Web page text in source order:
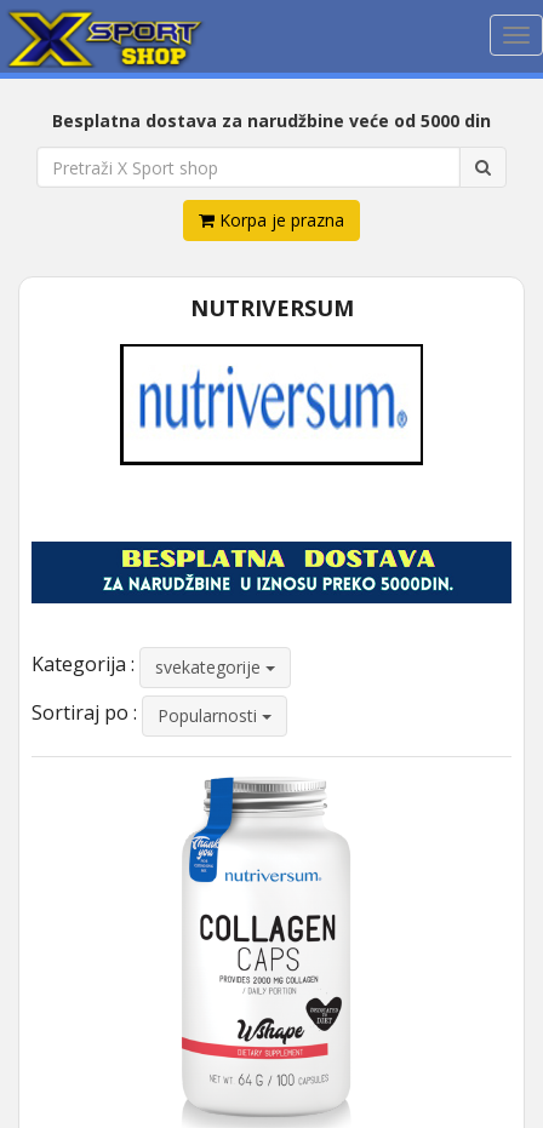
Besplatna dostava za narudžbine veće od 5000 din
Korpa je prazna
NUTRIVERSUM
Kategorija : svekategorije
Sortiraj po : Popularnosti